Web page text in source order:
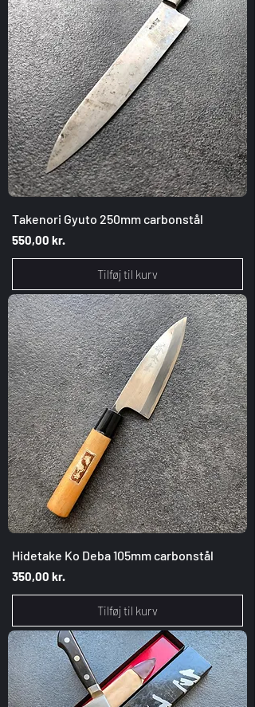
Takenori Gyuto 250mm carbonstål
Pris
550,00 kr.
Tilføj til kurv
Hidetake Ko Deba 105mm carbonstål
Pris
350,00 kr.
Tilføj til kurv